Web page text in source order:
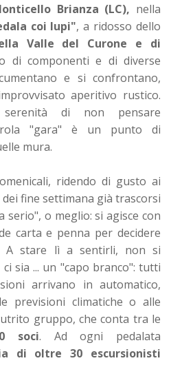
Brianza (LC), nella
coi lupi", a ridosso dello
Valle del Curone e di
di componenti e di diverse
e si confrontano,
aperitivo rustico.
di non pensare
"gara" è un punto di
mura.
ridendo di gusto ai
fine settimana già trascorsi
serio", o meglio: si agisce con
carta e penna per decidere
A stare lì a sentirli, non si
ci sia ... un "capo branco": tutti
arrivano in automatico,
previsioni climatiche o alle
gruppo, che conta tra le
soci. Ad ogni pedalata
di oltre 30 escursionisti